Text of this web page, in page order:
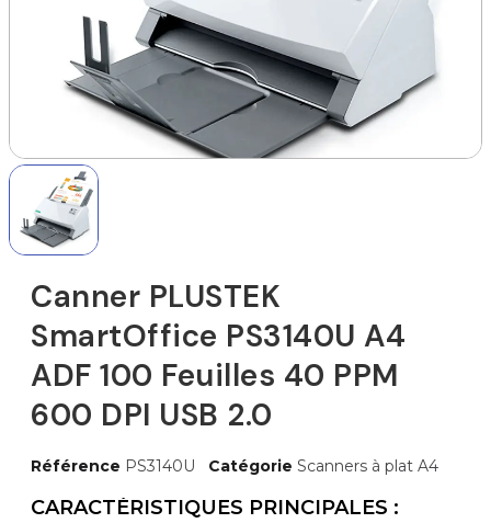
Canner PLUSTEK
SmartOffice PS3140U A4
ADF 100 Feuilles 40 PPM
600 DPI USB 2.0
Référence PS3140U Catégorie Scanners à plat A4
CARACTÉRISTIQUES PRINCIPALES :